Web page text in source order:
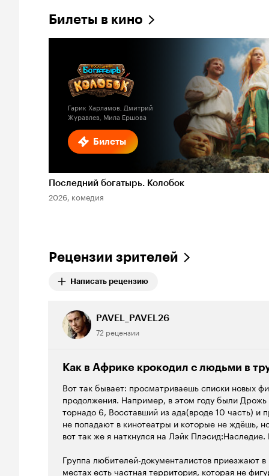
Билеты в кино
Билеты
Гарик Харламов, Дмитрий
Журавлев, Мила Ершова
Последний богатырь. Колобок
2026, комедия
Рецензии зрителей
Написать рецензию
PAVEL_PAVEL26
72 рецензии
Как в Африке крокодил с людьми в
Вот так бывает: просматриваешь списки новых
продолжения. Например, в этом году были
торнадо 6, Восставший из ада(вроде 10 часть)
не попадают в кинотеатры и которые не ждёшь,
вот так же я наткнулся на Лэйк
Группа любителей-документалистов приезжают
местах есть частная территория, которая не